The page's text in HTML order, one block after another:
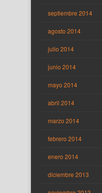
septiembre 2014
agosto 2014
julio 2014
junio 2014
mayo 2014
abril 2014
marzo 2014
febrero 2014
enero 2014
diciembre 2013